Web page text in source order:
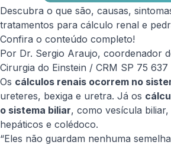
Descubra o que são, causas,
tratamentos para cálculo renal e
Confira o conteúdo completo!
Por Dr. Sergio Araujo, coordenador
Cirurgia do Einstein / CRM SP 75 637
Os cálculos renais ocorrem no
ureteres, bexiga e uretra. Já os
o sistema biliar, como vesícula
hepáticos e colédoco.
“Eles não guardam nenhuma